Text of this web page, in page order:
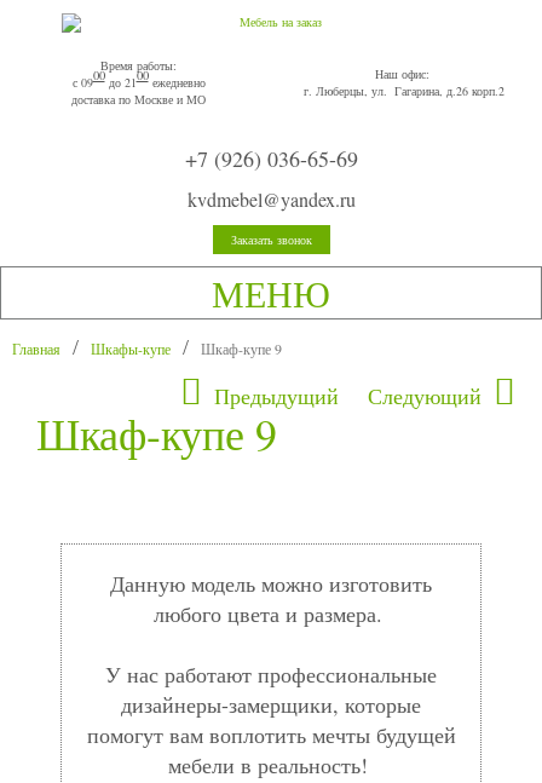
Время работы:
с 0900до 2100ежедневно
доставка по Москве и МО
Наш офис:
г. Люберцы, ул. Гагарина, д.26 корп.2
+7 (926) 036-65-69
kvdmebel@yandex.ru
Заказать звонок
МЕНЮ
Главная Шкафы-купе Шкаф-купе 9
Предыдущий Следующий
Шкаф-купе 9
Данную модель можно изготовить
любого цвета и размера.
У нас работают профессиональные
дизайнеры-замерщики, которые
помогут вам воплотить мечты будущей
мебели в реальность!